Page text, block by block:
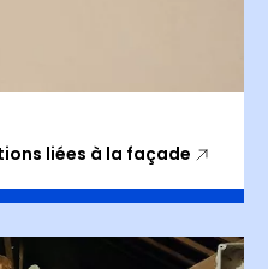
liées à la façade